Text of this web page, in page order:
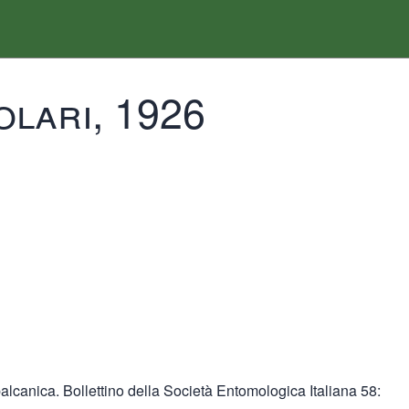
1926
Bollettino della Società Entomologica Italiana 58: